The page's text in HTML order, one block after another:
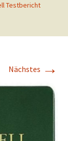
Testbericht
Nächstes →